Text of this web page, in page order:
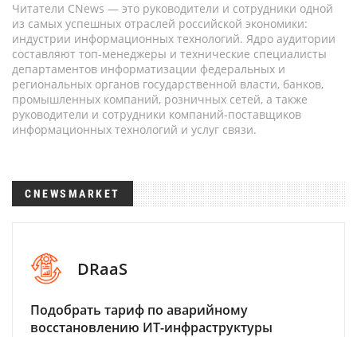
Читатели CNews — это руководители и сотрудники одной
из самых успешных отраслей российской экономики:
индустрии информационных технологий. Ядро аудитории
составляют топ-менеджеры и технические специалисты
департаментов информатизации федеральных и
региональных органов государственной власти, банков,
промышленных компаний, розничных сетей, а также
руководители и сотрудники компаний-поставщиков
информационных технологий и услуг связи.
CNEWSMARKET
DRaaS
Подобрать тариф по аварийному
восстановлению ИТ-инфраструктуры